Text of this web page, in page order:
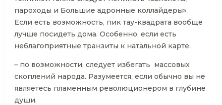
пароходы и Большие адронные коллайдеры».
Если есть возможность, пик тау-квадрата вообще
лучше посидеть дома. Особенно, если есть
неблагоприятные транзиты к натальной карте.
– по возможности, следует избегать массовых
скоплений народа. Разумеется, если обычно вы не
являетесь пламенным революционером в глубине
души.